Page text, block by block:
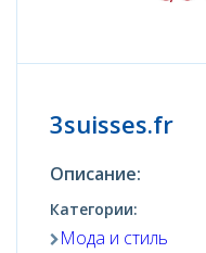
3suisses.fr
Описание:
Категории:
Мода и стиль